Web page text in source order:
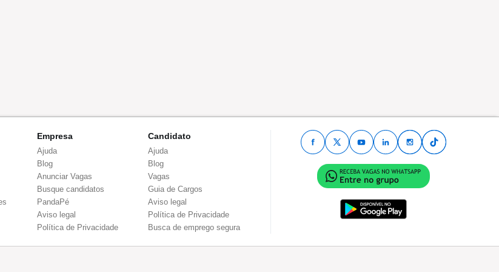
Empresa
Ajuda
Blog
Anunciar Vagas
Busque candidatos
PandaPé
Aviso legal
Política de Privacidade
Candidato
Ajuda
Blog
Vagas
Guia de Cargos
Aviso legal
Política de Privacidade
Busca de emprego segura